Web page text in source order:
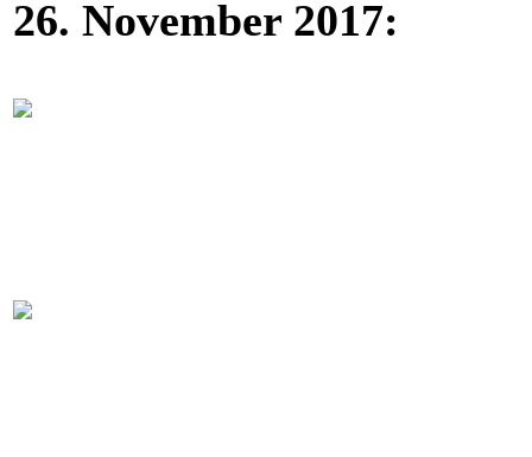
26. November 2017: